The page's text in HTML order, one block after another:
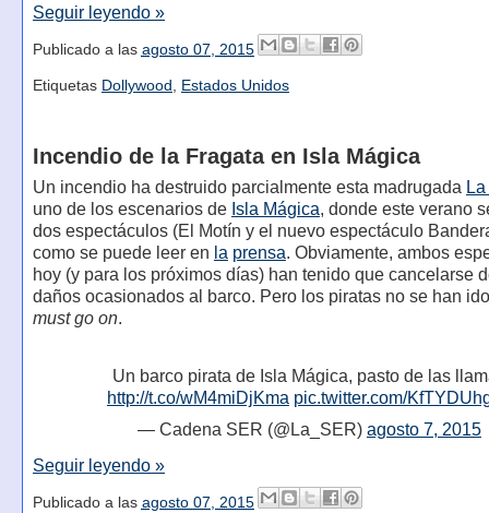
Seguir leyendo »
Publicado a las agosto 07, 2015
Etiquetas Dollywood , Estados Unidos
Incendio de la Fragata en Isla Mágica
Un incendio ha destruido parcialmente esta madrugada
uno de los escenarios de Isla Mágica, donde este verano
dos espectáculos (El Motín y el nuevo espectáculo
como se puede leer en la prensa. Obviamente, ambos
hoy (y para los próximos días) han tenido que cancelarse
daños ocasionados al barco. Pero los piratas no se han
must go on.
Un barco pirata de Isla Mágica, pasto de las
http://t.co/wM4miDjKma pic.twitter.com/
— Cadena SER (@La_SER) agosto 7, 2015
Seguir leyendo »
Publicado a las agosto 07, 2015